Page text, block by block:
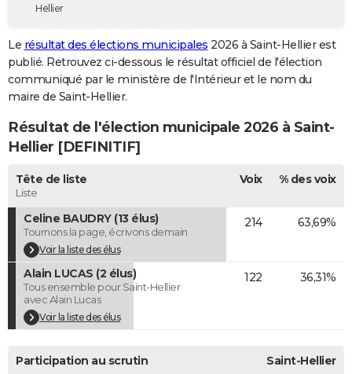
Destinations
City break
Voyage nature
Voyage de noces
Forum
GUIDES D'ACHAT
BONS PLANS
Carte de Noël
Carte Bonne année
Carte Saint-Valentin
Carte Pâques
Carte d'anniversaire
DICTIONNAIRE
Dictionnaire
Biographies
Citations
Expressions
Proverbes
PROGRAMME TV
COPAINS D'AVANT
S'inscrire
Se connecter
Lycées
Collèges
Primaires
Universités
Entreprises
Service militaire
Avis de recherche
AVIS DE DÉCÈS
FORUM
Bricolage
Lifestyle
Culture
Sport
Auto
Television
Voyage
Cinema
Hellier
Le résultat des élections municipales 2026 à Saint-Hellier est
publié. Retrouvez ci-dessous le résultat officiel de l'élection
communiqué par le ministère de l'Intérieur et le nom du
maire de Saint-Hellier.
Résultat de l'élection municipale 2026 à Saint-
Hellier [DEFINITIF]
Tête de liste
Liste
Voix % des voix
Celine BAUDRY (13 élus)
Tournons la page, écrivons demain
Voir la liste des élus
214 63,69%
Alain LUCAS (2 élus)
Tous ensemble pour Saint-Hellier
avec Alain Lucas
Voir la liste des élus
122 36,31%
Participation au scrutin Saint-Hellier